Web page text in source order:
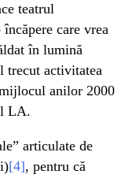
teatrul
care vrea
în lumină
trecut activitatea
anilor 2000
LA.
articulate de
[4], pentru că